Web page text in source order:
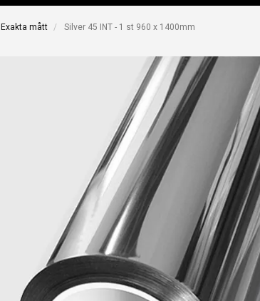
Exakta mått Silver 45 INT - 1 st 960 x 1400mm